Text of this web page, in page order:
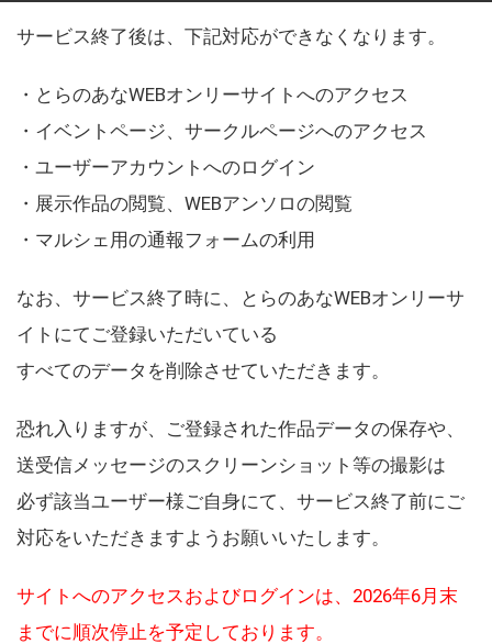
サービス終了後は、下記対応ができなくなります。
・とらのあなWEBオンリーサイトへのアクセス
・イベントページ、サークルページへのアクセス
・ユーザーアカウントへのログイン
・展示作品の閲覧、WEBアンソロの閲覧
・マルシェ用の通報フォームの利用
なお、サービス終了時に、とらのあなWEBオンリーサ
イトにてご登録いただいている
すべてのデータを削除させていただきます。
恐れ入りますが、ご登録された作品データの保存や、
送受信メッセージのスクリーンショット等の撮影は
必ず該当ユーザー様ご自身にて、サービス終了前にご
対応をいただきますようお願いいたします。
サイトへのアクセスおよびログインは、2026年6月末
までに順次停止を予定しております。